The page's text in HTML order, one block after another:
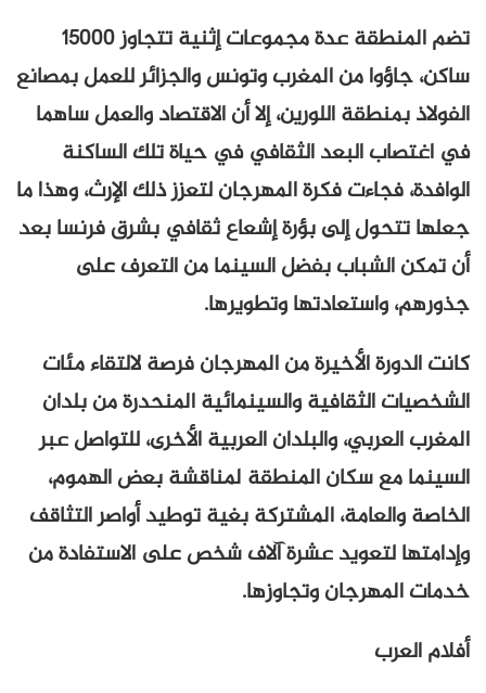
تضم المنطقة عدة مجموعات إثنية تتجاوز 15000
ساكن، جاؤوا من المغرب وتونس والجزائر للعمل بمصانع
الفولاذ بمنطقة اللورين، إلا أن الاقتصاد والعمل ساهما
في اغتصاب البعد الثقافي في حياة تلك الساكنة
الوافدة، فجاءت فكرة المهرجان لتعزز ذلك الإرث، وهذا ما
جعلها تتحول إلى بؤرة إشعاع ثقافي بشرق فرنسا بعد
أن تمكن الشباب بفضل السينما من التعرف على
جذورهم، واستعادتها وتطويرها.
كانت الدورة الأخيرة من المهرجان فرصة لالتقاء مئات
الشخصيات الثقافية والسينمائية المنحدرة من بلدان
المغرب العربي، والبلدان العربية الأخرى، للتواصل عبر
السينما مع سكان المنطقة لمناقشة بعض الهموم،
الخاصة والعامة، المشتركة بغية توطيد أواصر التثاقف
وإدامتها لتعويد عشرة آلاف شخص على الاستفادة من
خدمات المهرجان وتجاوزها.
أفلام العرب